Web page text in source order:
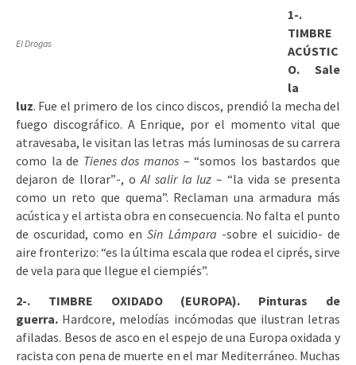
El Drogas
1-.
TIMBRE
ACÚSTIC
O. Sale
la
luz. Fue el primero de los cinco discos, prendió la mecha del
fuego discográfico. A Enrique, por el momento vital que
atravesaba, le visitan las letras más luminosas de su carrera
como la de Tienes dos manos – “somos los bastardos que
dejaron de llorar”-, oAl salir la luz– “la vida se presenta
como un reto que quema”. Reclaman una armadura más
acústica y el artista obra en consecuencia. No falta el punto
de oscuridad, como enSin Lámpara -sobre el suicidio- de
aire fronterizo: “es la última escala que rodea el ciprés, sirve
de vela para que llegue el ciempiés”.
2-. TIMBRE OXIDADO (EUROPA). Pinturas de
guerra. Hardcore, melodías incómodas que ilustran letras
afiladas. Besos de asco en el espejo de una Europa oxidada y
racista con pena de muerte en el mar Mediterráneo. Muchas